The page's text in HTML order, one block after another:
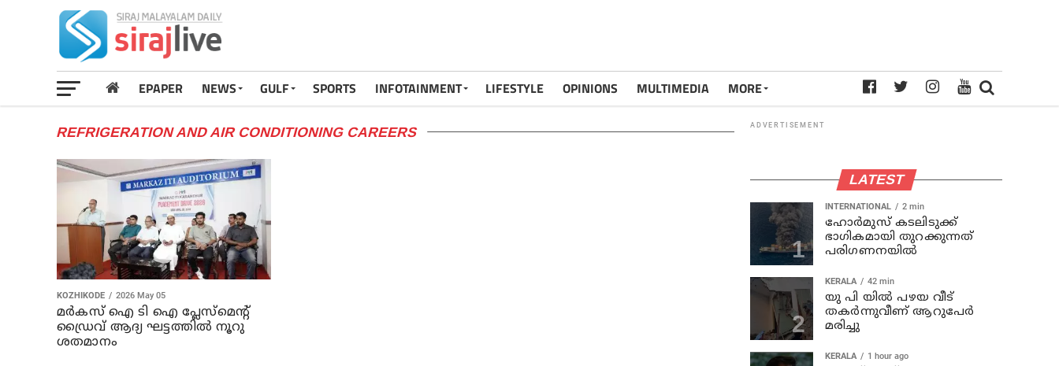
EPAPER NEWS GULF SPORTS INFOTAINMENT LIFESTYLE OPINIONS MULTIMEDIA MORE
REFRIGERATION AND AIR CONDITIONING CAREERS
KOZHIKODE 2026 May 05
മർകസ് ഐ ടി ഐ പ്ലേസ്മെന്റ്
ഡ്രൈവ് ആദ്യ ഘട്ടത്തിൽ നൂറു
ശതമാനം
ADVERTISEMENT
LATEST
INTERNATIONAL 2 min
ഹോര്‍മുസ് കടലിടുക്ക്
ഭാഗികമായി തുറക്കുന്നത്
പരിഗണനയില്‍
KERALA 42 min
യു പി യില്‍ പഴയ വീട്
തകര്‍ന്നുവീണ് ആറുപേര്‍
മരിച്ചു
KERALA 1 hour ago